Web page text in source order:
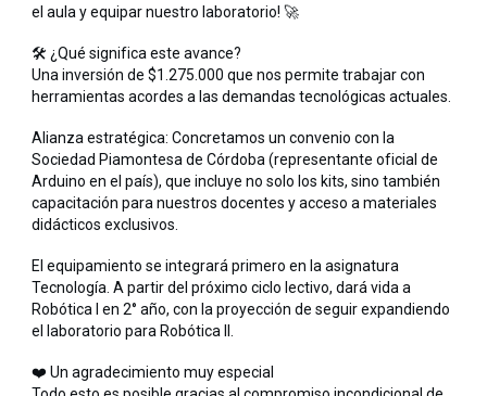
el aula y equipar nuestro laboratorio! 🚀
🛠️ ¿Qué significa este avance?
Una inversión de $1.275.000 que nos permite trabajar con
herramientas acordes a las demandas tecnológicas actuales.
Alianza estratégica: Concretamos un convenio con la
Sociedad Piamontesa de Córdoba (representante oficial de
Arduino en el país), que incluye no solo los kits, sino también
capacitación para nuestros docentes y acceso a materiales
didácticos exclusivos.
El equipamiento se integrará primero en la asignatura
Tecnología. A partir del próximo ciclo lectivo, dará vida a
Robótica I en 2° año, con la proyección de seguir expandiendo
el laboratorio para Robótica II.
❤️ Un agradecimiento muy especial